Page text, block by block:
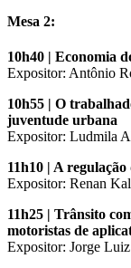
Mesa 2:
10h40 | Economia
Expositor: Antônio
10h55 | O
juventude urbana
Expositor: Ludmila
11h10 | A
Expositor: Renan
11h25 | Trânsito
motoristas de
Expositor: Jorge